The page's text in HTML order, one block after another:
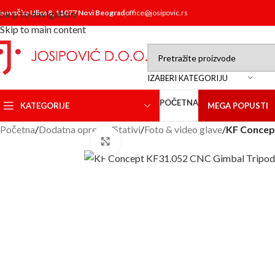
Skip to navigation
Skip to main content
Ulica 8, 11077 Novi Beogradoffice@josipovic.rs
IZABERI KATEGORIJU
KATEGORIJE POČETNA MEGA POPUSTI
Početna/Dodatna oprema /Stativi/Foto & video glave/KF